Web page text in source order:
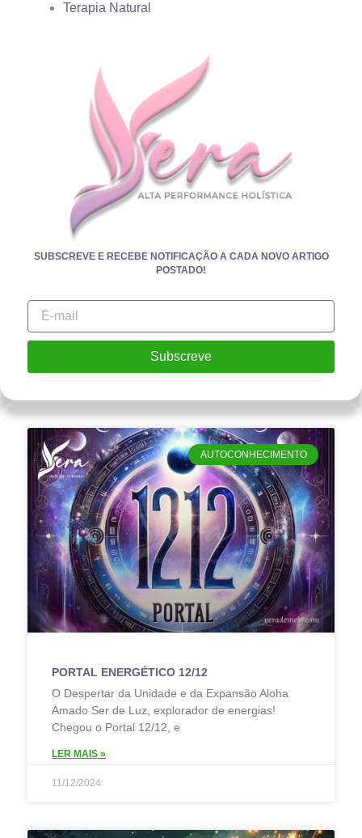
AUTOCONHECIMENTO
PORTAL ENERGÉTICO 12/12
O Despertar da Unidade e da Expansão Aloha
Amado Ser de Luz, explorador de energias!
Chegou o Portal 12/12, e
LER MAIS »
11/12/2024
Terapia Natural
SUBSCREVE E RECEBE NOTIFICAÇÃO A CADA NOVO ARTIGO
POSTADO!
Subscreve